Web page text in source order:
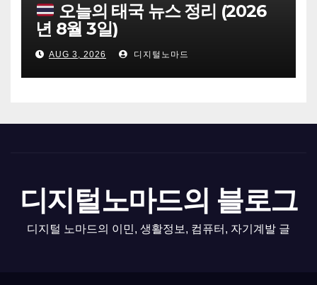
오늘의 태국 뉴스 정리 (2026
년 8월 3일)
AUG 3, 2026 디지털노마드
디지털노마드의 블로그
디지털 노마드의 이민, 생활정보, 컴퓨터, 자기계발 글